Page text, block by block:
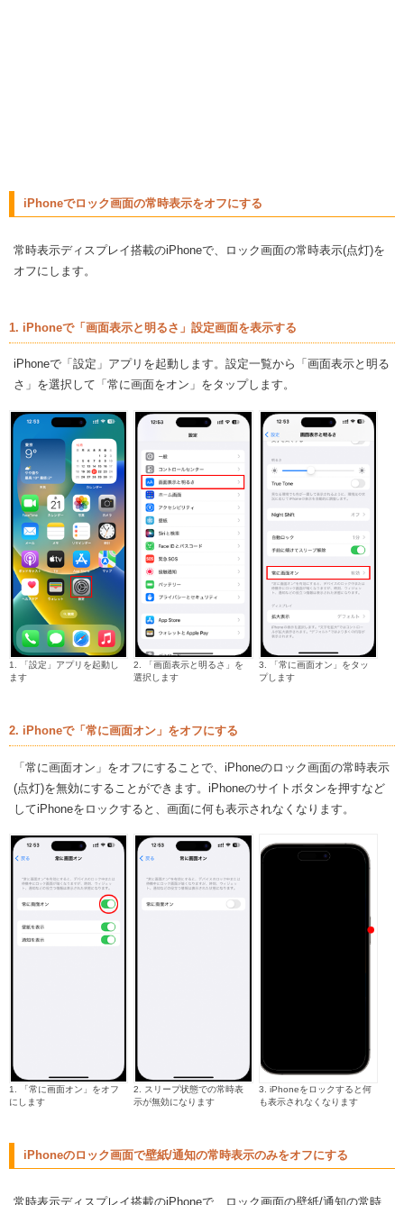
iPhoneでロック画面の常時表示をオフにする
常時表示ディスプレイ搭載のiPhoneで、ロック画面の常時表示(点灯)を
オフにします。
1. iPhoneで「画面表示と明るさ」設定画面を表示する
iPhoneで「設定」アプリを起動します。設定一覧から「画面表示と明る
さ」を選択して「常に画面をオン」をタップします。
1. 「設定」アプリを起動し
ます
2. 「画面表示と明るさ」を
選択します
3. 「常に画面オン」をタッ
プします
2. iPhoneで「常に画面オン」をオフにする
「常に画面オン」をオフにすることで、iPhoneのロック画面の常時表示
(点灯)を無効にすることができます。iPhoneのサイトボタンを押すなど
してiPhoneをロックすると、画面に何も表示されなくなります。
1. 「常に画面オン」をオフ
にします
2. スリープ状態での常時表
示が無効になります
3. iPhoneをロックすると何
も表示されなくなります
iPhoneのロック画面で壁紙/通知の常時表示のみをオフにする
常時表示ディスプレイ搭載のiPhoneで、ロック画面の壁紙/通知の常時